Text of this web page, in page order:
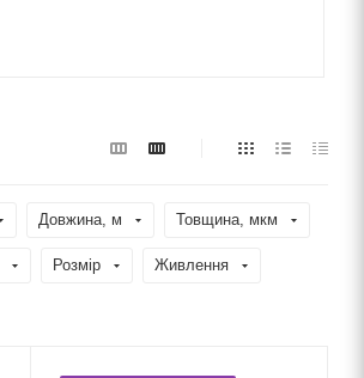
Довжина, м Товщина, мкм
Розмір Живлення